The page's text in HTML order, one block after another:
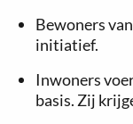
Bewoners
initiatief.
Inwoners
basis. Zij